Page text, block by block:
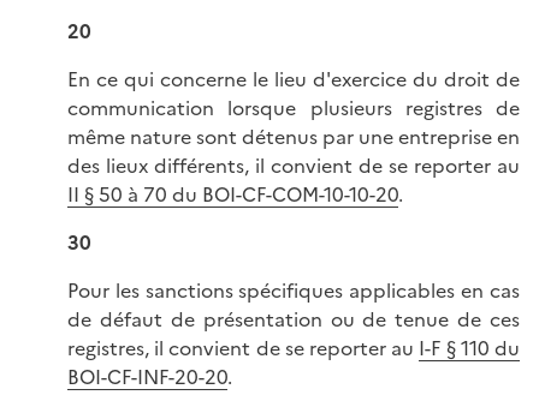
20
En ce qui concerne le lieu d'exercice du droit de
communication lorsque plusieurs registres de
même nature sont détenus par une entreprise en
des lieux différents, il convient de se reporter au
II § 50 à 70 du BOI-CF-COM-10-10-20.
30
Pour les sanctions spécifiques applicables en cas
de défaut de présentation ou de tenue de ces
registres, il convient de se reporter au I-F § 110 du
BOI-CF-INF-20-20.